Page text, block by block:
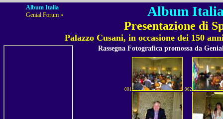
Album Italia
Genial Forum »
Album
Presentazione di
Palazzo Cusani, in occasione dei 150
Rassegna Fotografica promossa da
001 002